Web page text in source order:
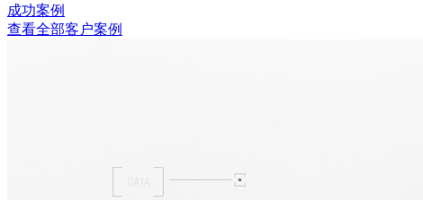
成功案例
查看全部客户案例